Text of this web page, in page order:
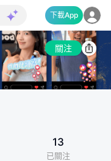
下載App
關注
13
已關注